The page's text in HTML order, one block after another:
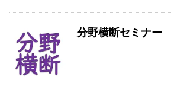
分野横断セミナー